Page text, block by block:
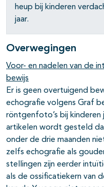
heup bij kinderen
jaar.
Overwegingen
Voor- en nadelen van de
bewijs
Er is geen overtuigend
echografie volgens Graf
röntgenfoto’s bij kinderen
artikelen wordt gesteld
onder de drie maanden
zelfs echografie als
stellingen zijn eerder
als de ossificatiekern van